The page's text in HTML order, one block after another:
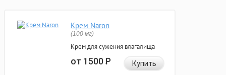
Крем Naron
(100 мг)
Крем для сужения влагалища
от 1500Р Купить